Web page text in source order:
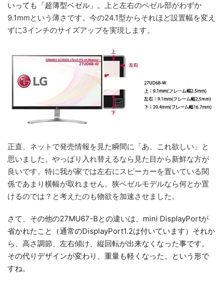
いっても「超薄型ベゼル」。 上と左右のベゼル部がわずか
9.1mmという薄さです。今の24.1型からそれほど設置幅を変え
ずに3インチのサイズアップを実現します。
正直、ネットで発売情報を見た瞬間に「あ、これ欲しい」と
思いました。やっぱり入れ替えるなら見た目から新鮮な方が
良いです。特に我が家では左右にスピーカーを置いている関
係であまり横幅が取れません。狭ベゼルモデルなら何とか置
けるのでは？と考えたのも物欲を加速させました。
さて、その他の27MU67-Bとの違いは、mini DisplayPortが
省かれたこと（通常のDisplayPort1.2は付いています）それか
ら、高さ調節、左右傾け、縦回転が出来なくなった事です。
その代りデザインが変わり、重量も軽くなった。という形で
すね。